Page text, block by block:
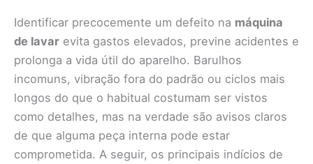
Identificar precocemente um defeito na máquina
de lavar evita gastos elevados, previne acidentes e
prolonga a vida útil do aparelho. Barulhos
incomuns, vibração fora do padrão ou ciclos mais
longos do que o habitual costumam ser vistos
como detalhes, mas na verdade são avisos claros
de que alguma peça interna pode estar
comprometida. A seguir, os principais indícios de